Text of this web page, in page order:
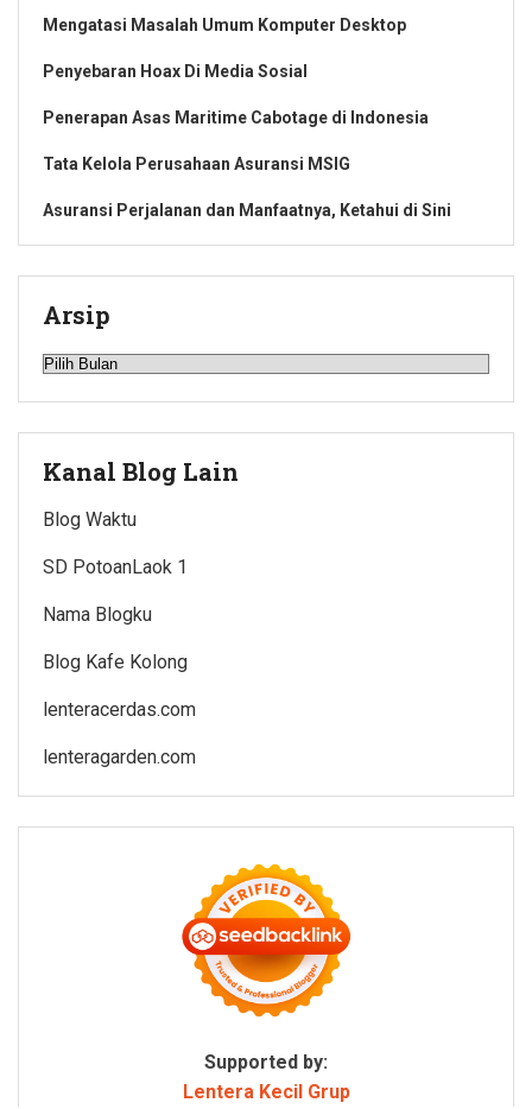
Mengatasi Masalah Umum Komputer Desktop
Penyebaran Hoax Di Media Sosial
Penerapan Asas Maritime Cabotage di Indonesia
Tata Kelola Perusahaan Asuransi MSIG
Asuransi Perjalanan dan Manfaatnya, Ketahui di Sini
Arsip
Arsip
Kanal Blog Lain
Blog Waktu
SD PotoanLaok 1
Nama Blogku
Blog Kafe Kolong
lenteracerdas.com
lenteragarden.com
Supported by:
Lentera Kecil Grup